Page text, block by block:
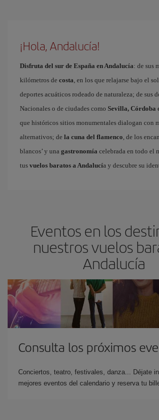
¡Hola, Andalucía!
Disfruta del sur de España en Andalucía: de sus
kilómetros de costa , en los que relajarse bajo el
deportes acuáticos rodeado de naturaleza; de sus
Nacionales o de ciudades como Sevilla, Córdoba
que históricos sitios monumentales dialogan con
alternativos; de la cuna del flamenco , de los
blancos’ y una gastronomía celebrada en todo el
tus vuelos baratos a Andalucía y descubre su
Eventos en los
nuestros vuelos
Andalucía
Consulta los próximos
Conciertos, teatro, festivales, danza... Déjate
mejores eventos del calendario y reserva tu